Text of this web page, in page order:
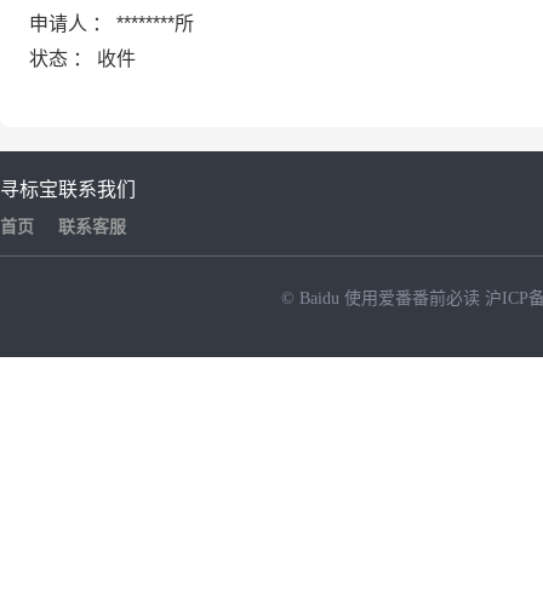
申请人 ： ********所
状态 ： 收件
寻标宝
首页
联系我们
联系客服
© Baidu 使用爱番番前必读 沪ICP